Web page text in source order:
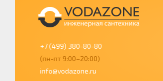
+7 (499) 380-80-80
(пн-пт 9:00–20:00)
info@vodazone.ru